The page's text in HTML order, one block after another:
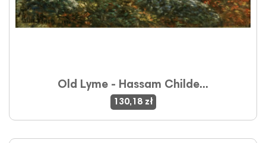
Old Lyme - Hassam Childe...
130,18 zł